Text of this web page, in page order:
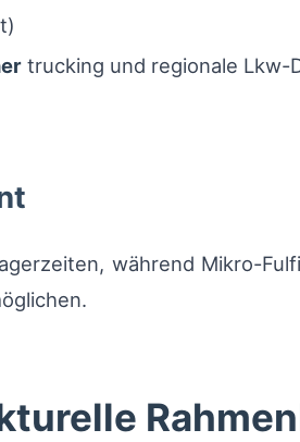
trucking und regionale Lkw-
während Mikro-